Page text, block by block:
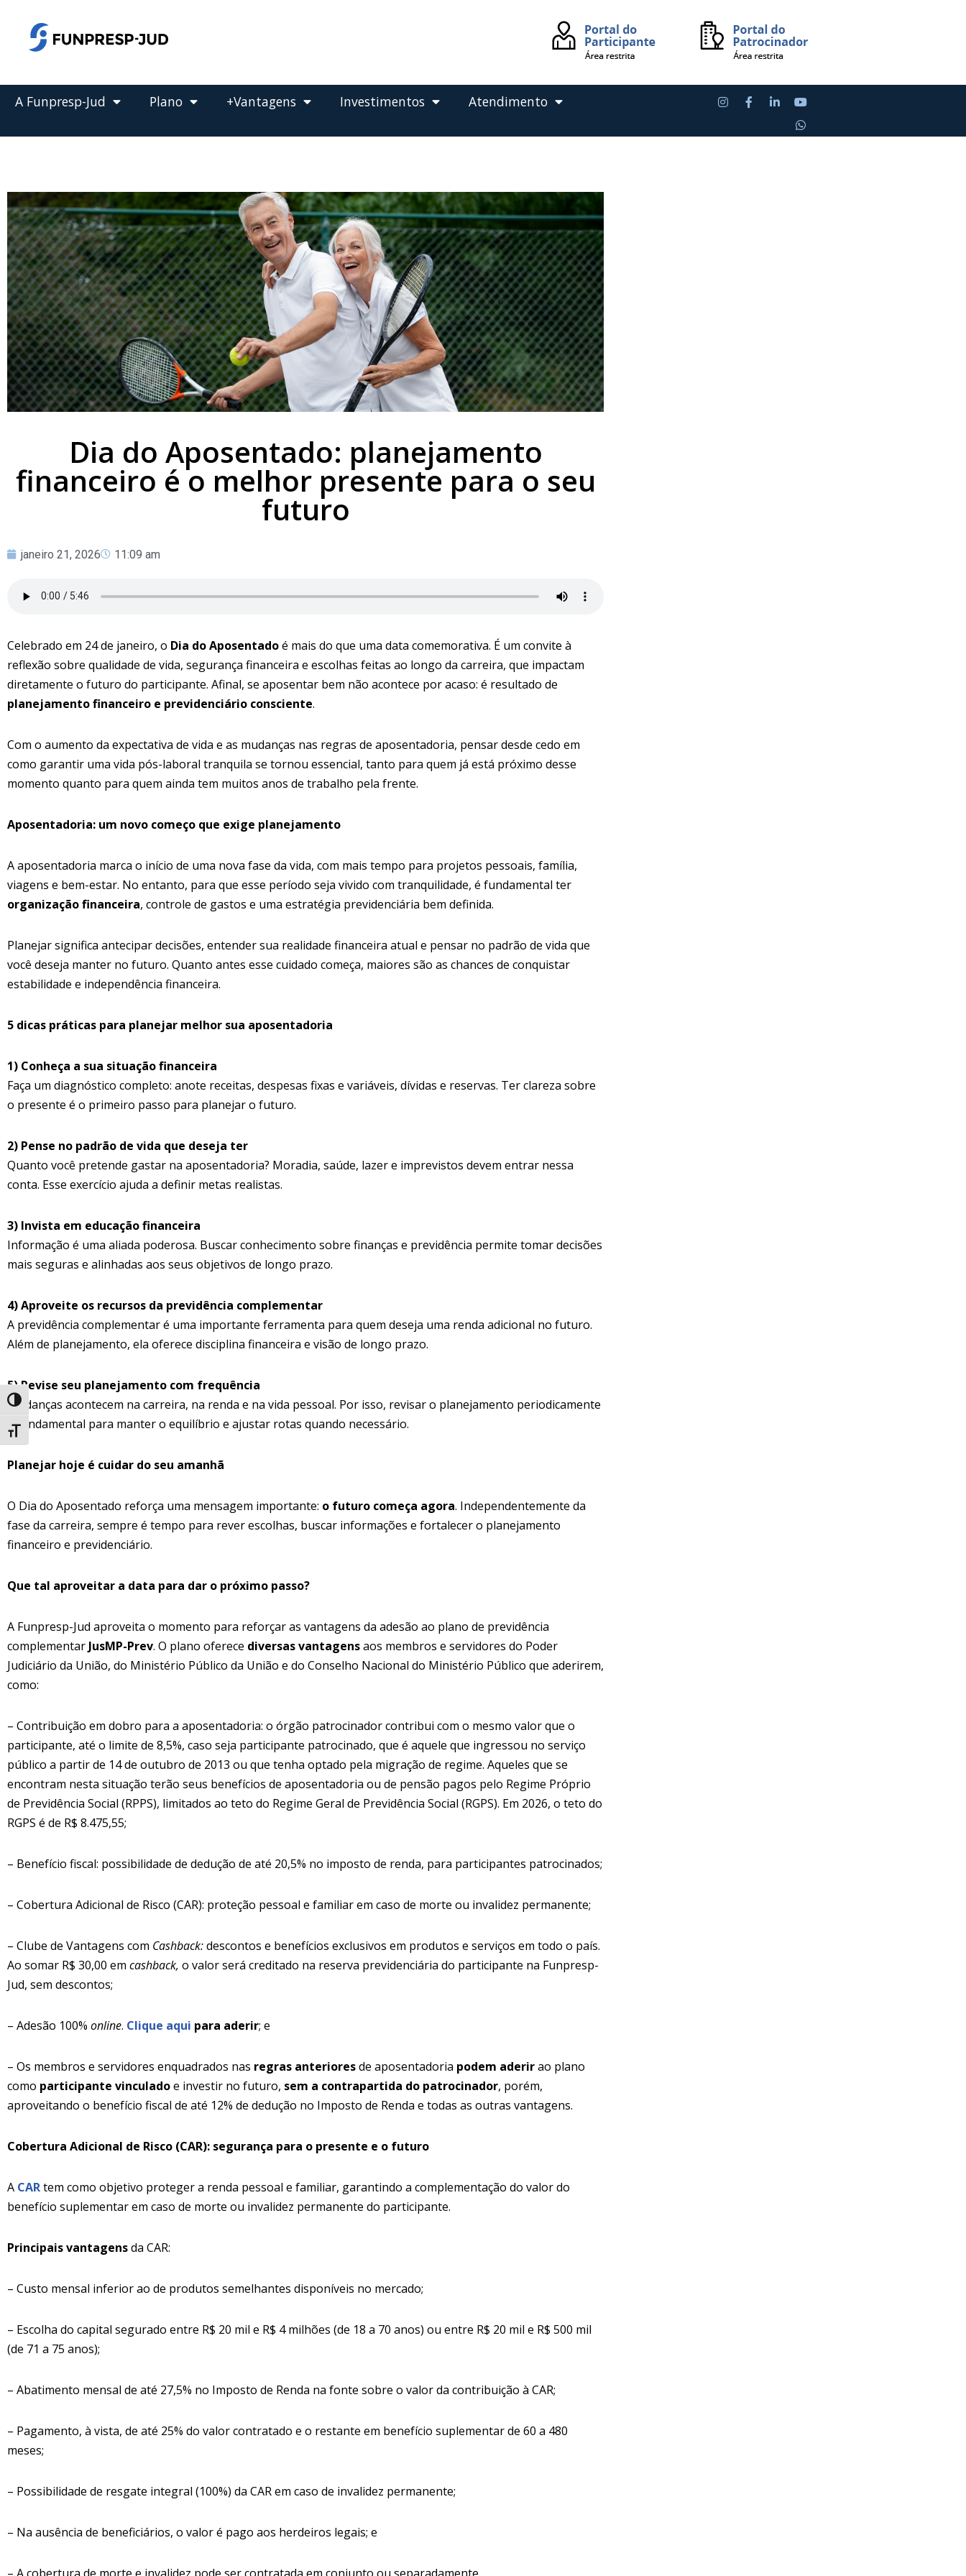
Alternar alto contraste
Alternar tamanho da fonte
Pular
conteúdo
A Funpresp-Jud Plano +Vantagens Investimentos Atendimento
Dia do Aposentado: planejamento
financeiro é o melhor presente para o seu
futuro
janeiro 21, 2026 11:09 am
Celebrado em 24 de janeiro, o Dia do Aposentadoé mais do que uma data comemorativa. É um convite à
reflexão sobre qualidade de vida, segurança financeira e escolhas feitas ao longo da carreira, que impactam
diretamente o futuro do participante. Afinal, se aposentar bem não acontece por acaso: é resultado de
planejamento financeiro e previdenciário consciente.
Com o aumento da expectativa de vida e as mudanças nas regras de aposentadoria, pensar desde cedo em
como garantir uma vida pós-laboral tranquila se tornou essencial, tanto para quem já está próximo desse
momento quanto para quem ainda tem muitos anos de trabalho pela frente.
Aposentadoria: um novo começo que exige planejamento
A aposentadoria marca o início de uma nova fase da vida, com mais tempo para projetos pessoais, família,
viagens e bem-estar. No entanto, para que esse período seja vivido com tranquilidade, é fundamental ter
organização financeira, controle de gastos e uma estratégia previdenciária bem definida.
Planejar significa antecipar decisões, entender sua realidade financeira atual e pensar no padrão de vida que
você deseja manter no futuro. Quanto antes esse cuidado começa, maiores são as chances de conquistar
estabilidade e independência financeira.
5 dicas práticas para planejar melhor sua aposentadoria
1) Conheça a sua situação financeira
Faça um diagnóstico completo: anote receitas, despesas fixas e variáveis, dívidas e reservas. Ter clareza sobre
o presente é o primeiro passo para planejar o futuro.
2) Pense no padrão de vida que deseja ter
Quanto você pretende gastar na aposentadoria? Moradia, saúde, lazer e imprevistos devem entrar nessa
conta. Esse exercício ajuda a definir metas realistas.
3) Invista em educação financeira
Informação é uma aliada poderosa. Buscar conhecimento sobre finanças e previdência permite tomar decisões
mais seguras e alinhadas aos seus objetivos de longo prazo.
4) Aproveite os recursos da previdência complementar
A previdência complementar é uma importante ferramenta para quem deseja uma renda adicional no futuro.
Além de planejamento, ela oferece disciplina financeira e visão de longo prazo.
5) Revise seu planejamento com frequência
Mudanças acontecem na carreira, na renda e na vida pessoal. Por isso, revisar o planejamento periodicamente
é fundamental para manter o equilíbrio e ajustar rotas quando necessário.
Planejar hoje é cuidar do seu amanhã
O Dia do Aposentado reforça uma mensagem importante: o futuro começa agora. Independentemente da
fase da carreira, sempre é tempo para rever escolhas, buscar informações e fortalecer o planejamento
financeiro e previdenciário.
Que tal aproveitar a data para dar o próximo passo?
A Funpresp-Jud aproveita o momento para reforçar as vantagens da adesão ao plano de previdência
complementar JusMP-Prev. O plano oferece diversas vantagensaos membros e servidores do Poder
Judiciário da União, do Ministério Público da União e do Conselho Nacional do Ministério Público que aderirem,
como:
– Contribuição em dobro para a aposentadoria: o órgão patrocinador contribui com o mesmo valor que o
participante, até o limite de 8,5%, caso seja participante patrocinado, que é aquele que ingressou no serviço
público a partir de 14 de outubro de 2013 ou que tenha optado pela migração de regime. Aqueles que se
encontram nesta situação terão seus benefícios de aposentadoria ou de pensão pagos pelo Regime Próprio
de Previdência Social (RPPS), limitados ao teto do Regime Geral de Previdência Social (RGPS). Em 2026, o teto do
RGPS é de R$ 8.475,55;
– Benefício fiscal: possibilidade de dedução de até 20,5% no imposto de renda, para participantes patrocinados;
– Cobertura Adicional de Risco (CAR): proteção pessoal e familiar em caso de morte ou invalidez permanente;
– Clube de Vantagens com Cashback:descontos e benefícios exclusivos em produtos e serviços em todo o país.
Ao somar R$ 30,00 em cashback, o valor será creditado na reserva previdenciária do participante na Funpresp-
Jud, sem descontos;
– Adesão 100% online. Clique aqui para aderir; e
– Os membros e servidores enquadrados nas regras anterioresde aposentadoria podem aderirao plano
como participante vinculadoe investir no futuro, sem a contrapartida do patrocinador, porém,
aproveitando o benefício fiscal de até 12% de dedução no Imposto de Renda e todas as outras vantagens.
Cobertura Adicional de Risco (CAR): segurança para o presente e o futuro
A CARtem como objetivo proteger a renda pessoal e familiar, garantindo a complementação do valor do
benefício suplementar em caso de morte ou invalidez permanente do participante.
Principais vantagensda CAR:
– Custo mensal inferior ao de produtos semelhantes disponíveis no mercado;
– Escolha do capital segurado entre R$ 20 mil e R$ 4 milhões (de 18 a 70 anos) ou entre R$ 20 mil e R$ 500 mil
(de 71 a 75 anos);
– Abatimento mensal de até 27,5% no Imposto de Renda na fonte sobre o valor da contribuição à CAR;
– Pagamento, à vista, de até 25% do valor contratado e o restante em benefício suplementar de 60 a 480
meses;
– Possibilidade de resgate integral (100%) da CAR em caso de invalidez permanente;
– Na ausência de beneficiários, o valor é pago aos herdeiros legais; e
– A cobertura de morte e invalidez pode ser contratada em conjunto ou separadamente.